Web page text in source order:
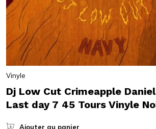
Vinyle
Dj Low Cut Crimeapple
Last day 7 45 Tours Vinyle
Ajouter au panier